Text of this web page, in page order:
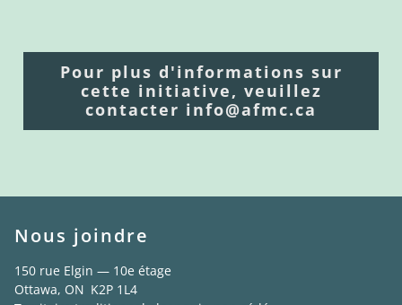
Pour plus d'informations sur
cette initiative, veuillez
contacter info@afmc.ca
Nous joindre
150 rue Elgin — 10e étage
Ottawa, ON K2P 1L4